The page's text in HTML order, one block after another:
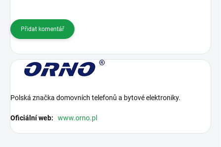
Přidat komentář
Polská značka domovních telefonů a bytové elektroniky.
Oficiální web: www.orno.pl